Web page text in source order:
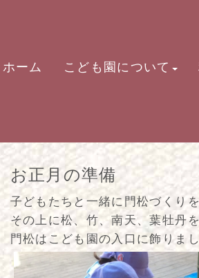
ホーム こども園について
お正月の準備
子どもたちと一緒に門松づくり
その上に松、竹、南天、葉牡丹
門松はこども園の入口に飾りまし